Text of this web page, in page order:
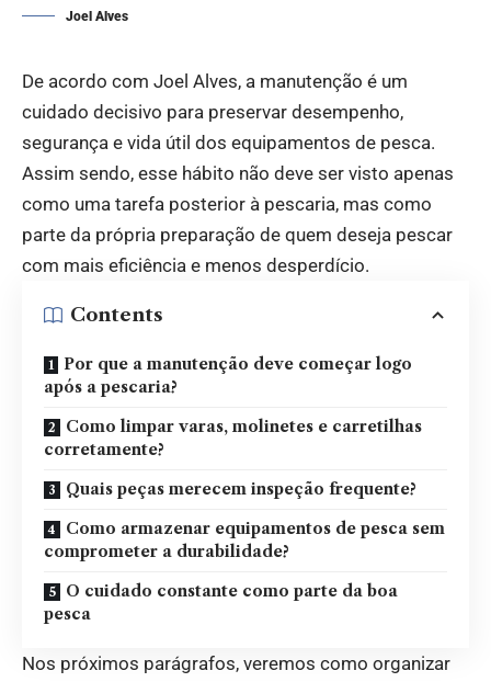
Joel Alves
De acordo com Joel Alves, a manutenção é um
cuidado decisivo para preservar desempenho,
segurança e vida útil dos equipamentos de pesca.
Assim sendo, esse hábito não deve ser visto apenas
como uma tarefa posterior à pescaria, mas como
parte da própria preparação de quem deseja pescar
com mais eficiência e menos desperdício.
Contents
Por que a manutenção deve começar logo
após a pescaria?
Como limpar varas, molinetes e carretilhas
corretamente?
Quais peças merecem inspeção frequente?
Como armazenar equipamentos de pesca sem
comprometer a durabilidade?
O cuidado constante como parte da boa
pesca
Nos próximos parágrafos, veremos como organizar